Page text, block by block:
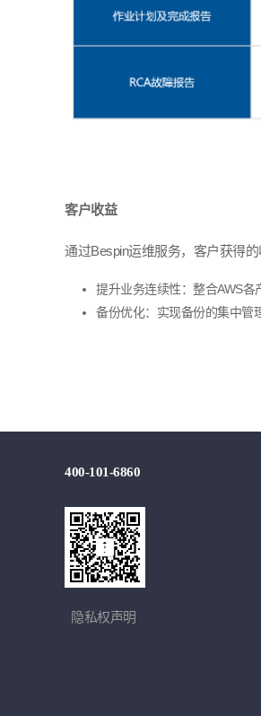
客户收益
通过Bespin运维服务，客户获得的
提升业务连续性：整合AWS各
备份优化：实现备份的集中管
400-101-6860
隐私权声明